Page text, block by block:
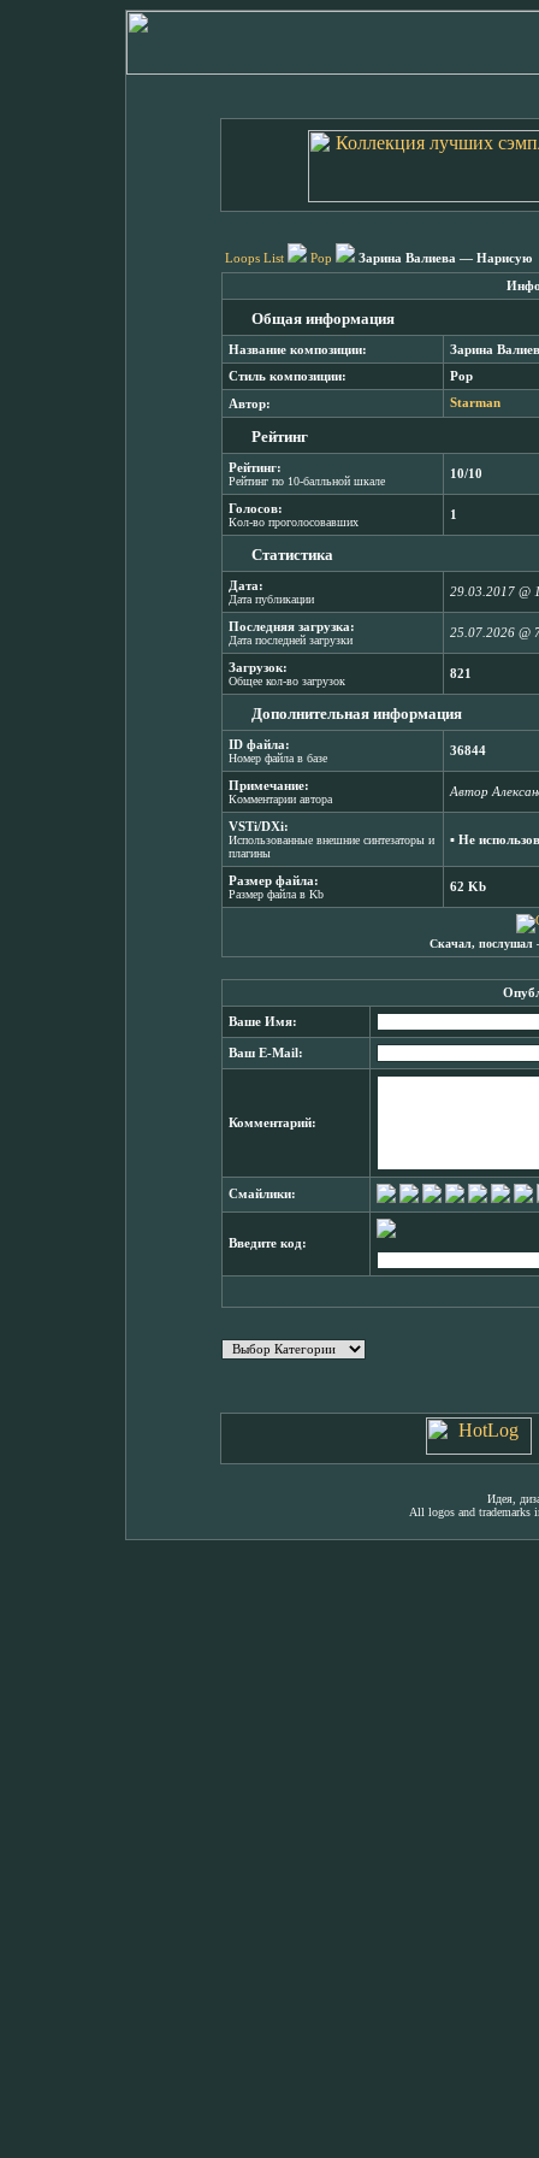
Loops List Pop Зарина Валиева — Нарисую
Общая информация
Название композиции: Зарина
Стиль композиции: Pop
Автор: Starman
Рейтинг
Рейтинг:
Рейтинг по 10-балльной шкале
10/10
Голосов:
Кол-во проголосовавших
1
Статистика
Дата:
Дата публикации
29.03.2017 @
Последняя загрузка:
Дата последней загрузки
25.07.2026 @
Загрузок:
Общее кол-во загрузок
821
Дополнительная информация
ID файла:
Номер файла в базе
36844
Примечание:
Комментарии автора
Автор
VSTi/DXi:
Использованные внешние синтезаторы и
плагины
▪ Не
Размер файла:
Размер файла в Kb
62 Kb
Скачал, послушал
Ваше Имя:
Ваш E-Mail:
Комментарий:
Смайлики:
Введите код:
Идея,
All logos and trademarks